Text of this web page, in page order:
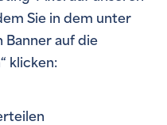
Sie in dem unter
Banner auf die
klicken: